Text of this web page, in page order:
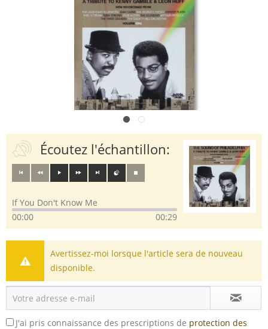
Écoutez l'échantillon:
If You Don't Know Me
00:00
00:29
Avertissez-moi lorsque l'article sera de nouveau
disponible.
J'ai pris connaissance des prescriptions de protection des